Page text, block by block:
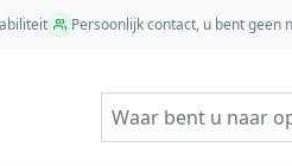
Persoonlijk contact, u bent geen